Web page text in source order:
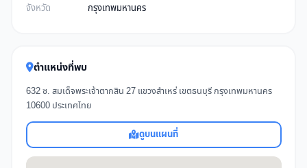
จังหวัด
กรุงเทพมหานคร
ตำแหน่งที่พบ
632 ซ. สมเด็จพระเจ้าตากสิน 27 แขวงสำเหร่ เขตธนบุรี กรุงเทพมหานคร
10600 ประเทศไทย
ดูบนแผนที่